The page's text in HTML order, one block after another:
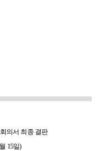
의서 최종 결판
15일)